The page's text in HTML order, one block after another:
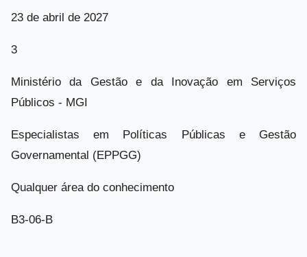
23 de abril de 2027
3
Ministério da Gestão e da Inovação em Serviços
Públicos - MGI
Especialistas em Políticas Públicas e Gestão
Governamental (EPPGG)
Qualquer área do conhecimento
B3-06-B